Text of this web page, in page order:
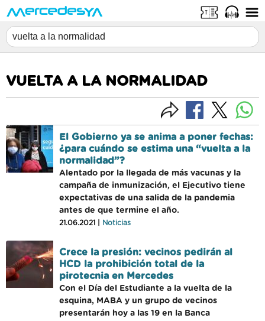
VUELTA A LA NORMALIDAD
El Gobierno ya se anima a poner fechas:
¿para cuándo se estima una “vuelta a la
normalidad”?
Alentado por la llegada de más vacunas y la
campaña de inmunización, el Ejecutivo tiene
expectativas de una salida de la pandemia
antes de que termine el año.
21.06.2021 | Noticias
Crece la presión: vecinos pedirán al
HCD la prohibición total de la
pirotecnia en Mercedes
Con el Día del Estudiante a la vuelta de la
esquina, MABA y un grupo de vecinos
presentarán hoy a las 19 en la Banca